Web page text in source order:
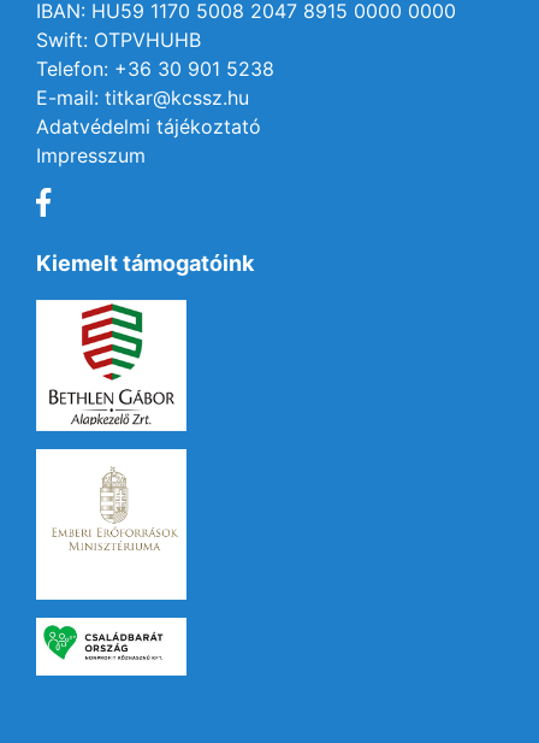
IBAN: HU59 1170 5008 2047 8915 0000 0000
Swift: OTPVHUHB
Telefon: +36 30 901 5238
E-mail: titkar@kcssz.hu
Adatvédelmi tájékoztató
Impresszum
Kiemelt támogatóink